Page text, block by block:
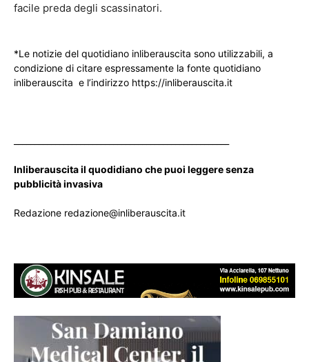
facile preda degli scassinatori.
*Le notizie del quotidiano inliberauscita sono utilizzabili, a
condizione di citare espressamente la fonte quotidiano
inliberauscita e l’indirizzo https://inliberauscita.it
Inliberauscita il quodidiano che puoi leggere senza
pubblicità invasiva
Redazione redazione@inliberauscita.it